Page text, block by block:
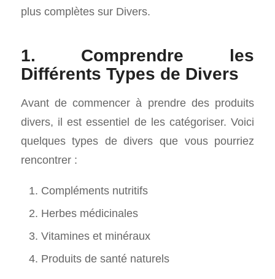
plus complètes sur Divers.
1. Comprendre les
Différents Types de Divers
Avant de commencer à prendre des produits
divers, il est essentiel de les catégoriser. Voici
quelques types de divers que vous pourriez
rencontrer :
Compléments nutritifs
Herbes médicinales
Vitamines et minéraux
Produits de santé naturels